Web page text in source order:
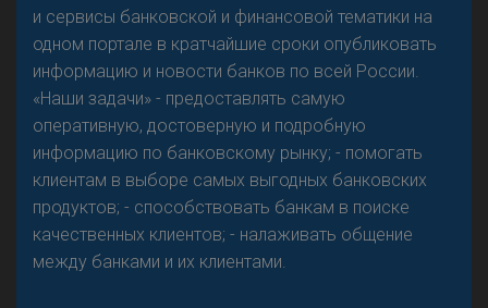
и сервисы банковской и финансовой тематики на
одном портале в кратчайшие сроки опубликовать
информацию и новости банков по всей России.
«Наши задачи» - предоставлять самую
оперативную, достоверную и подробную
информацию по банковскому рынку; - помогать
клиентам в выборе самых выгодных банковских
продуктов; - способствовать банкам в поиске
качественных клиентов; - налаживать общение
между банками и их клиентами.